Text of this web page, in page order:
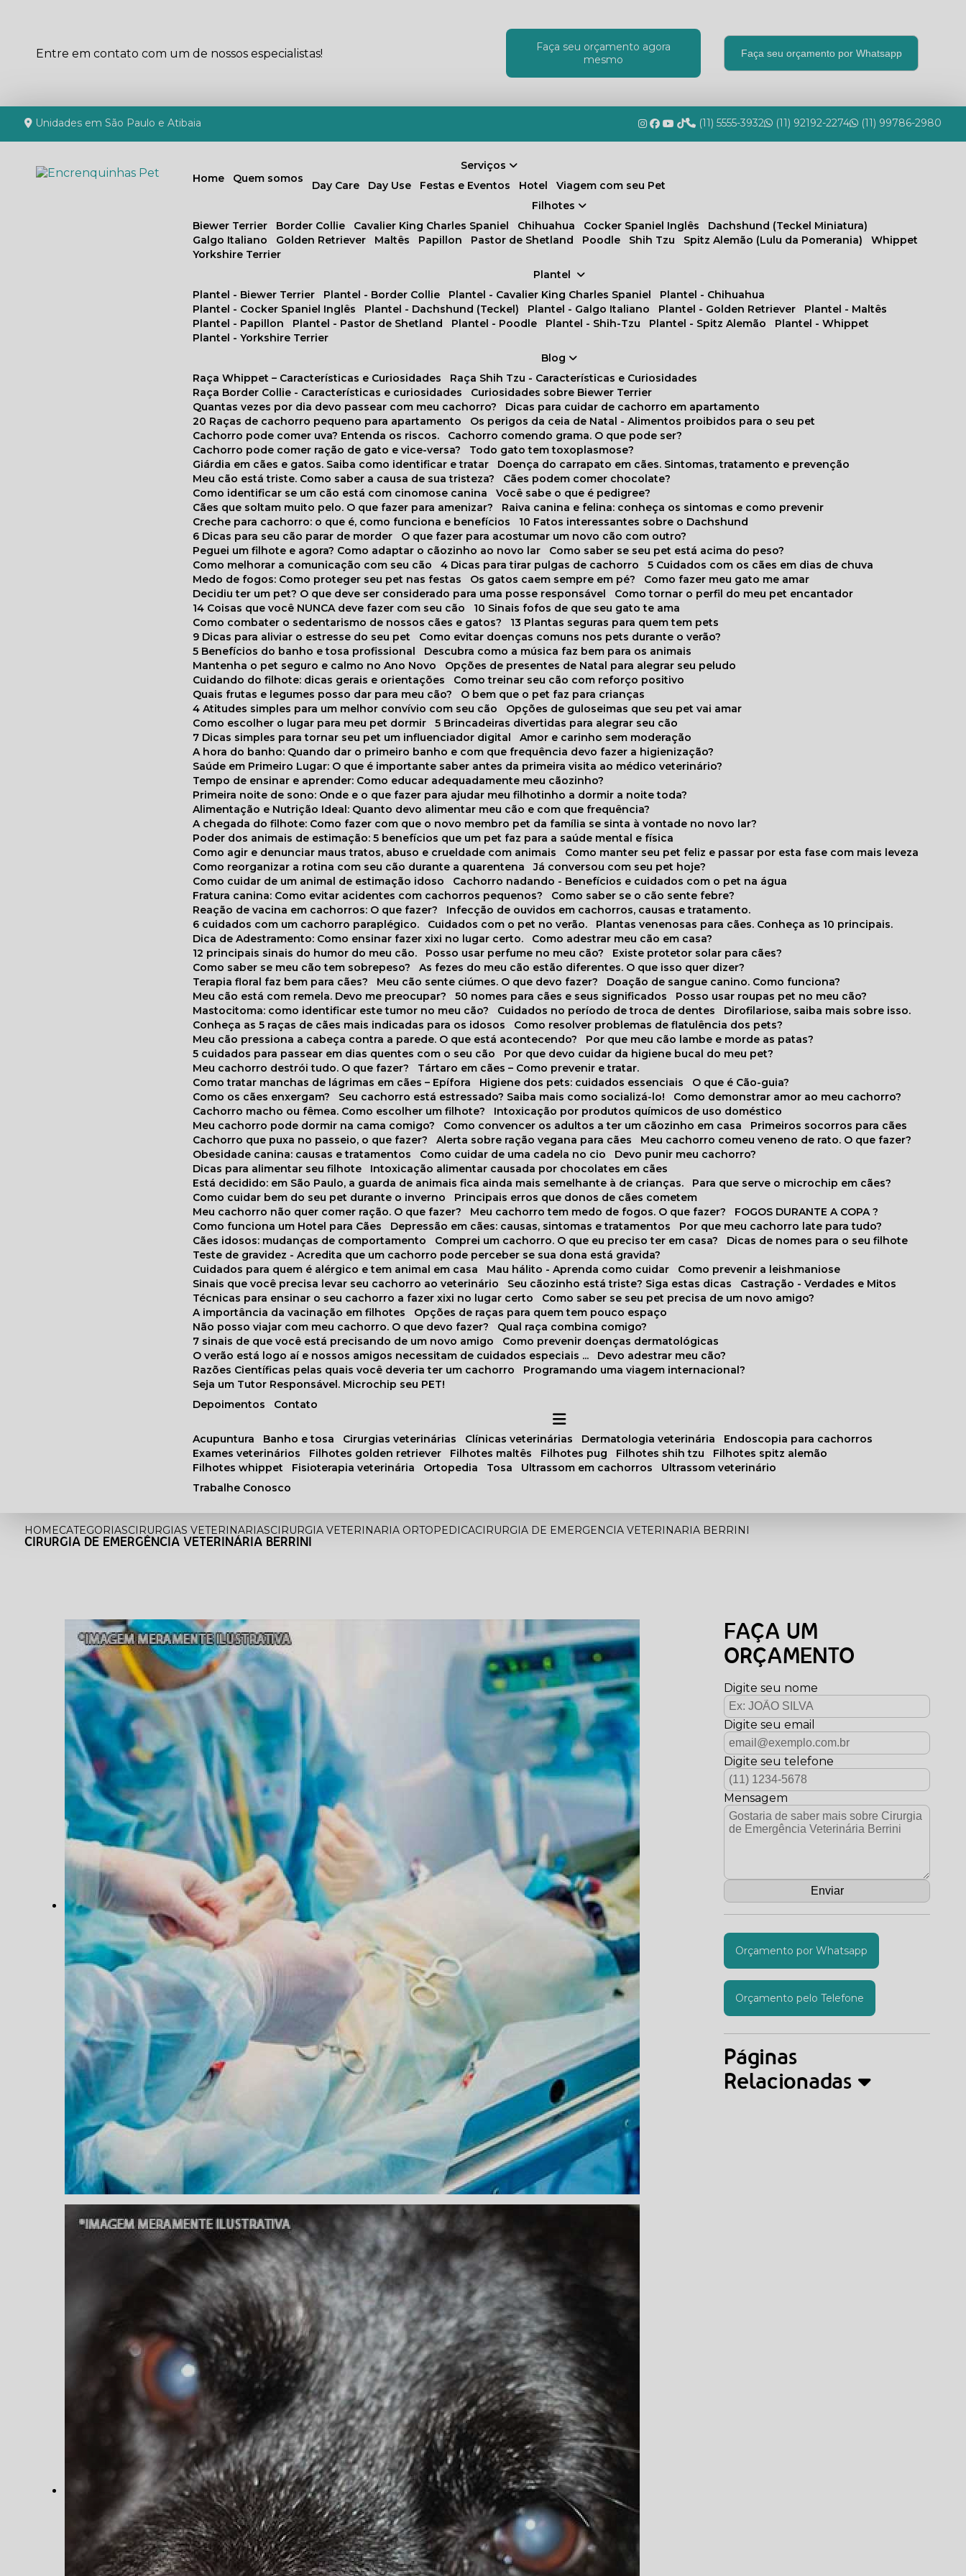
Entre em contato com um de nossos especialistas!
Faça seu orçamento agora
mesmo
Faça seu orçamento por Whatsapp
Unidades em São Paulo e Atibaia (11) 5555-3932 (11) 92192-2274 (11) 99786-2980
Home Quem somos
Depoimentos
Plantel
Plantel - Biewer Terrier
Plantel - Border Collie Plantel - Cavalier King Charles Spaniel
Plantel - Chihuahua
Plantel - Cocker Spaniel Inglês
Plantel - Dachshund (Teckel) Plantel - Galgo Italiano Plantel - Golden Retriever
Plantel - Maltês
Plantel - Papillon
Plantel - Pastor de Shetland Plantel - Poodle Plantel - Shih-Tzu Plantel - Spitz Alemão
Plantel - Whippet
Plantel - Yorkshire Terrier
Blog
Raça Whippet – Características e Curiosidades
Raça Shih Tzu - Características e Curiosidades
Raça Border Collie - Características e curiosidades
Curiosidades sobre Biewer Terrier
Quantas vezes por dia devo passear com meu cachorro?
Dicas para cuidar de cachorro em apartamento
20 Raças de cachorro pequeno para apartamento
Os perigos da ceia de Natal - Alimentos proibidos para o seu pet
Cachorro pode comer uva? Entenda os riscos.
Cachorro comendo grama. O que pode ser?
Cachorro pode comer ração de gato e vice-versa?
Todo gato tem toxoplasmose?
Giárdia em cães e gatos. Saiba como identificar e tratar
Doença do carrapato em cães. Sintomas, tratamento e prevenção
Meu cão está triste. Como saber a causa de sua tristeza?
Cães podem comer chocolate?
Como identificar se um cão está com cinomose canina
Você sabe o que é pedigree?
Cães que soltam muito pelo. O que fazer para amenizar?
Raiva canina e felina: conheça os sintomas e como prevenir
Creche para cachorro: o que é, como funciona e benefícios
10 Fatos interessantes sobre o Dachshund
6 Dicas para seu cão parar de morder
O que fazer para acostumar um novo cão com outro?
Peguei um filhote e agora? Como adaptar o cãozinho ao novo lar
Como saber se seu pet está acima do peso?
Como melhorar a comunicação com seu cão
4 Dicas para tirar pulgas de cachorro
5 Cuidados com os cães em dias de chuva
Medo de fogos: Como proteger seu pet nas festas
Os gatos caem sempre em pé?
Como fazer meu gato me amar
Decidiu ter um pet? O que deve ser considerado para uma posse responsável
Como tornar o perfil do meu pet encantador
14 Coisas que você NUNCA deve fazer com seu cão
10 Sinais fofos de que seu gato te ama
Como combater o sedentarismo de nossos cães e gatos?
13 Plantas seguras para quem tem pets
9 Dicas para aliviar o estresse do seu pet
Como evitar doenças comuns nos pets durante o verão?
5 Benefícios do banho e tosa profissional
Descubra como a música faz bem para os animais
Mantenha o pet seguro e calmo no Ano Novo
Opções de presentes de Natal para alegrar seu peludo
Cuidando do filhote: dicas gerais e orientações
Como treinar seu cão com reforço positivo
Quais frutas e legumes posso dar para meu cão?
O bem que o pet faz para crianças
4 Atitudes simples para um melhor convívio com seu cão
Opções de guloseimas que seu pet vai amar
Como escolher o lugar para meu pet dormir
5 Brincadeiras divertidas para alegrar seu cão
7 Dicas simples para tornar seu pet um influenciador digital
Amor e carinho sem moderação
A hora do banho: Quando dar o primeiro banho e com que frequência devo fazer a higienização?
Saúde em Primeiro Lugar: O que é importante saber antes da primeira visita ao médico veterinário?
Tempo de ensinar e aprender: Como educar adequadamente meu cãozinho?
Primeira noite de sono: Onde e o que fazer para ajudar meu filhotinho a dormir a noite toda?
Alimentação e Nutrição Ideal: Quanto devo alimentar meu cão e com que frequência?
A chegada do filhote: Como fazer com que o novo membro pet da família se sinta à vontade no novo lar?
Poder dos animais de estimação: 5 benefícios que um pet faz para a saúde mental e física
Como agir e denunciar maus tratos, abuso e crueldade com animais
Como manter seu pet feliz e passar por esta fase com mais leveza
Como reorganizar a rotina com seu cão durante a quarentena
Já conversou com seu pet hoje?
Como cuidar de um animal de estimação idoso
Cachorro nadando - Benefícios e cuidados com o pet na água
Fratura canina: Como evitar acidentes com cachorros pequenos?
Como saber se o cão sente febre?
Reação de vacina em cachorros: O que fazer?
Infecção de ouvidos em cachorros, causas e tratamento.
6 cuidados com um cachorro paraplégico.
Cuidados com o pet no verão.
Plantas venenosas para cães. Conheça as 10 principais.
Dica de Adestramento: Como ensinar fazer xixi no lugar certo.
Como adestrar meu cão em casa?
12 principais sinais do humor do meu cão.
Posso usar perfume no meu cão?
Existe protetor solar para cães?
Como saber se meu cão tem sobrepeso?
As fezes do meu cão estão diferentes. O que isso quer dizer?
Terapia floral faz bem para cães?
Meu cão sente ciúmes. O que devo fazer?
Doação de sangue canino. Como funciona?
Meu cão está com remela. Devo me preocupar?
50 nomes para cães e seus significados
Posso usar roupas pet no meu cão?
Mastocitoma: como identificar este tumor no meu cão?
Cuidados no período de troca de dentes
Dirofilariose, saiba mais sobre isso.
Conheça as 5 raças de cães mais indicadas para os idosos
Como resolver problemas de flatulência dos pets?
Meu cão pressiona a cabeça contra a parede. O que está acontecendo?
Por que meu cão lambe e morde as patas?
5 cuidados para passear em dias quentes com o seu cão
Por que devo cuidar da higiene bucal do meu pet?
Meu cachorro destrói tudo. O que fazer?
Tártaro em cães – Como prevenir e tratar.
Como tratar manchas de lágrimas em cães – Epífora
Higiene dos pets: cuidados essenciais
O que é Cão-guia?
Como os cães enxergam?
Seu cachorro está estressado? Saiba mais como socializá-lo!
Como demonstrar amor ao meu cachorro?
Cachorro macho ou fêmea. Como escolher um filhote?
Intoxicação por produtos químicos de uso doméstico
Meu cachorro pode dormir na cama comigo?
Como convencer os adultos a ter um cãozinho em casa
Primeiros socorros para cães
Cachorro que puxa no passeio, o que fazer?
Alerta sobre ração vegana para cães
Meu cachorro comeu veneno de rato. O que fazer?
Obesidade canina: causas e tratamentos
Como cuidar de uma cadela no cio
Devo punir meu cachorro?
Dicas para alimentar seu filhote
Intoxicação alimentar causada por chocolates em cães
Está decidido: em São Paulo, a guarda de animais fica ainda mais semelhante à de crianças.
Para que serve o microchip em cães?
Como cuidar bem do seu pet durante o inverno
Principais erros que donos de cães cometem
Meu cachorro não quer comer ração. O que fazer?
Meu cachorro tem medo de fogos. O que fazer?
FOGOS DURANTE A COPA ?
Como funciona um Hotel para Cães
Depressão em cães: causas, sintomas e tratamentos
Por que meu cachorro late para tudo?
Cães idosos: mudanças de comportamento
Comprei um cachorro. O que eu preciso ter em casa?
Dicas de nomes para o seu filhote
Teste de gravidez - Acredita que um cachorro pode perceber se sua dona está gravida?
Cuidados para quem é alérgico e tem animal em casa
Mau hálito - Aprenda como cuidar
Como prevenir a leishmaniose
Sinais que você precisa levar seu cachorro ao veterinário
Seu cãozinho está triste? Siga estas dicas
Castração - Verdades e Mitos
Técnicas para ensinar o seu cachorro a fazer xixi no lugar certo
Como saber se seu pet precisa de um novo amigo?
A importância da vacinação em filhotes
Opções de raças para quem tem pouco espaço
Não posso viajar com meu cachorro. O que devo fazer?
Qual raça combina comigo?
7 sinais de que você está precisando de um novo amigo
Como prevenir doenças dermatológicas
O verão está logo aí e nossos amigos necessitam de cuidados especiais ...
Devo adestrar meu cão?
Razões Científicas pelas quais você deveria ter um cachorro
Programando uma viagem internacional?
Seja um Tutor Responsável. Microchip seu PET!
Serviços
Day Care
Day Use Festas e Eventos Hotel
Viagem com seu Pet
Filhotes
Biewer Terrier
Border Collie Cavalier King Charles Spaniel Chihuahua Cocker Spaniel Inglês
Dachshund (Teckel Miniatura)
Galgo Italiano
Golden Retriever Maltês Papillon Pastor de Shetland Poodle Shih Tzu Spitz Alemão (Lulu da Pomerania)
Whippet
Yorkshire Terrier
Contato
acupuntura banho e tosa cirurgias veterinárias clínicas veterinárias dermatologia veterinária
endoscopia para cachorros
exames veterinários
filhotes golden retriever filhotes maltês filhotes pug filhotes shih tzu
filhotes spitz alemão
filhotes whippet
fisioterapia veterinária ortopedia tosa ultrassom em cachorros
ultrassom veterinário
Trabalhe Conosco
HOMECATEGORIASCIRURGIAS VETERINARIASCIRURGIA VETERINARIA ORTOPEDICACIRURGIA DE EMERGENCIA VETERINARIA BERRINI
CIRURGIA DE EMERGÊNCIA VETERINÁRIA BERRINI
FAÇA UM
ORÇAMENTO
Digite seu nome
Digite seu email
Digite seu telefone
Mensagem
Orçamento por Whatsapp
Orçamento pelo Telefone
Páginas
Relacionadas